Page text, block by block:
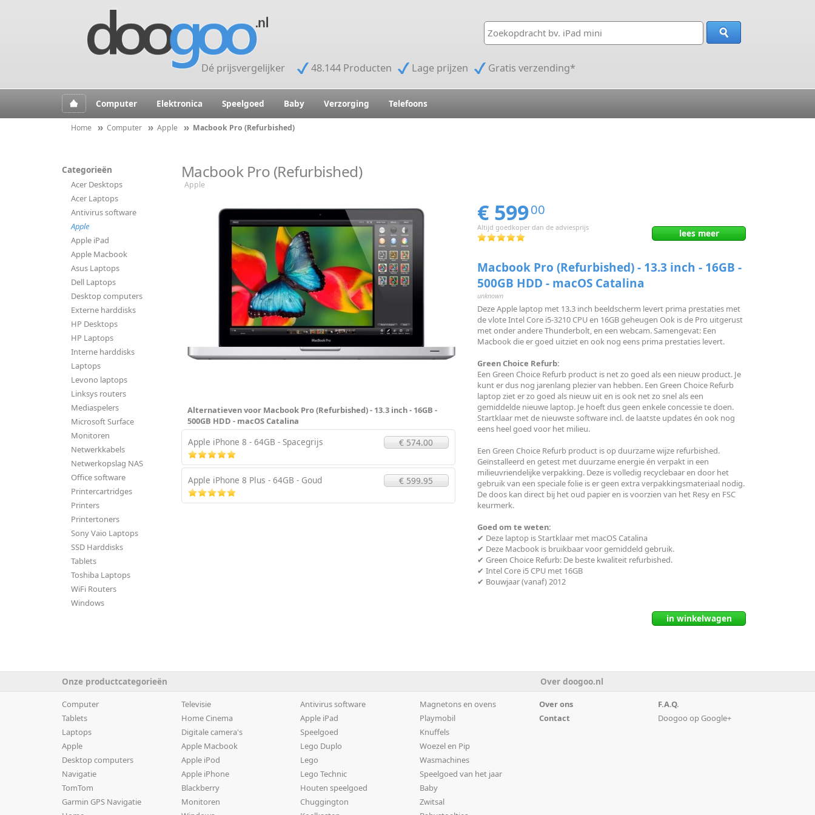
Dé prijsvergelijker 48.144 Producten Lage prijzen Gratis verzending*
Computer Elektronica Speelgoed Baby Verzorging Telefoons
Home Computer Apple Macbook Pro (Refurbished)
Categorieën
Acer Desktops
Acer Laptops
Antivirus software
Apple
Apple iPad
Apple Macbook
Asus Laptops
Dell Laptops
Desktop computers
Externe harddisks
HP Desktops
HP Laptops
Interne harddisks
Laptops
Levono laptops
Linksys routers
Mediaspelers
Microsoft Surface
Monitoren
Netwerkkabels
Netwerkopslag NAS
Office software
Printercartridges
Printers
Printertoners
Sony Vaio Laptops
SSD Harddisks
Tablets
Toshiba Laptops
WiFi Routers
Windows
Macbook Pro (Refurbished)
Apple
Alternatieven voor Macbook Pro (Refurbished) - 13.3 inch - 16GB -
500GB HDD - macOS Catalina
Apple iPhone 8 - 64GB - Spacegrijs € 574.00
Apple iPhone 8 Plus - 64GB - Goud € 599.95
€ 59900
Altijd goedkoper dan de adviesprijs
leesmeer
Macbook Pro (Refurbished) - 13.3 inch - 16GB -
500GB HDD - macOS Catalina
unknown
Deze Apple laptop met 13.3 inch beeldscherm levert prima prestaties met
de vlote Intel Core i5-3210 CPU en 16GB geheugen Ook is de Pro uitgerust
met onder andere Thunderbolt, en een webcam. Samengevat: Een
Macbook die er goed uitziet en ook nog eens prima prestaties levert.
Green Choice Refurb:
Een Green Choice Refurb product is net zo goed als een nieuw product. Je
kunt er dus nog jarenlang plezier van hebben. Een Green Choice Refurb
laptop ziet er zo goed als nieuw uit en is ook net zo snel als een
gemiddelde nieuwe laptop. Je hoeft dus geen enkele concessie te doen.
Startklaar met de nieuwste software incl. de laatste updates én ook nog
eens heel goed voor het milieu.
Een Green Choice Refurb product is op duurzame wijze refurbished.
Geïnstalleerd en getest met duurzame energie én verpakt in een
milieuvriendelijke verpakking. Deze is volledig recyclebaar en door het
gebruik van een speciale folie is er geen extra verpakkingsmateriaal nodig.
De doos kan direct bij het oud papier en is voorzien van het Resy en FSC
keurmerk.
Goed om te weten:
✔ Deze laptop is Startklaar met macOS Catalina
✔ Deze Macbook is bruikbaar voor gemiddeld gebruik.
✔ Green Choice Refurb: De beste kwaliteit refurbished.
✔ Intel Core i5 CPU met 16GB
✔ Bouwjaar (vanaf) 2012
in winkelwagen
Onze productcategorieën Over doogoo.nl
Computer
Tablets
Laptops
Apple
Desktop computers
Navigatie
TomTom
Garmin GPS Navigatie
Televisie
Home Cinema
Digitale camera's
Apple Macbook
Apple iPod
Apple iPhone
Blackberry
Monitoren
Antivirus software
Apple iPad
Speelgoed
Lego Duplo
Lego
Lego Technic
Houten speelgoed
Chuggington
Magnetons en ovens
Playmobil
Knuffels
Woezel en Pip
Wasmachines
Speelgoed van het jaar
Baby
Zwitsal
Over ons
Contact
F.A.Q.
Doogoo op Google+